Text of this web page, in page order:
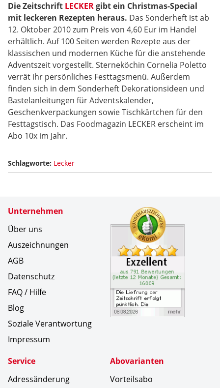
Die Zeitschrift LECKERgibt ein Christmas-Special
mit leckeren Rezepten heraus. Das Sonderheft ist ab
12. Oktober 2010 zum Preis von 4,60 Eur im Handel
erhältlich. Auf 100 Seiten werden Rezepte aus der
klassischen und modernen Küche für die anstehende
Adventszeit vorgestellt. Sterneköchin Cornelia Poletto
verrät ihr persönliches Festtagsmenü. Außerdem
finden sich in dem Sonderheft Dekorationsideen und
Bastelanleitungen für Adventskalender,
Geschenkverpackungen sowie Tischkärtchen für den
Festtagstisch. Das Foodmagazin LECKER erscheint im
Abo 10x im Jahr.
Schlagworte: Lecker
Unternehmen
Über uns
Auszeichnungen
AGB
Datenschutz
FAQ / Hilfe
Blog
Soziale Verantwortung
Impressum
Service
Adressänderung
Abovarianten
Vorteilsabo
Zertifikate